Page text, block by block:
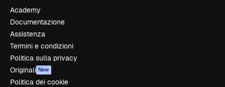
Academy
Documentazione
Assistenza
Termini e condizioni
Politica sulla privacy
Originali New
Politica dei cookie